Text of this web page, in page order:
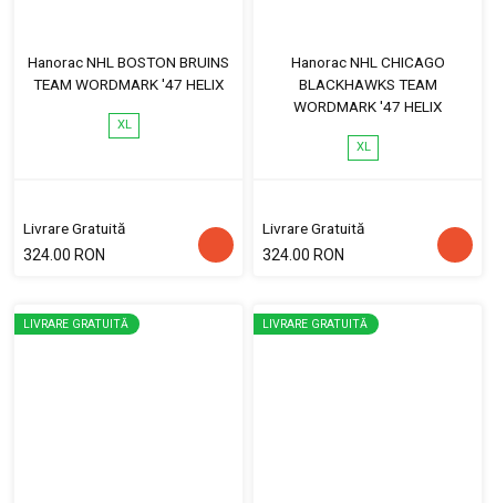
Hanorac NHL BOSTON BRUINS
TEAM WORDMARK '47 HELIX
XL
Livrare Gratuită
324.00 RON
Hanorac NHL CHICAGO
BLACKHAWKS TEAM
WORDMARK '47 HELIX
XL
Livrare Gratuită
324.00 RON
LIVRARE GRATUITĂ LIVRARE GRATUITĂ